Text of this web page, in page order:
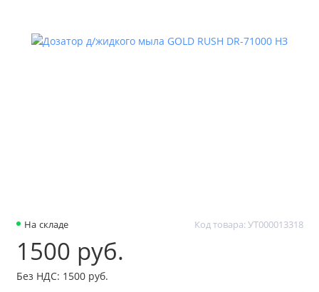
На складе Код товара: УТ000013318
1500 руб.
Без НДС: 1500 руб.